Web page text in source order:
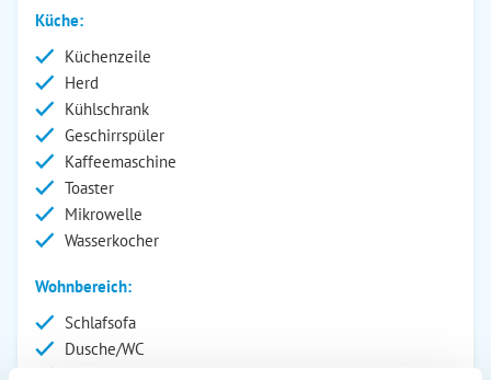
Küche:
Küchenzeile
Herd
Kühlschrank
Geschirrspüler
Kaffeemaschine
Toaster
Mikrowelle
Wasserkocher
Wohnbereich:
Schlafsofa
Dusche/WC